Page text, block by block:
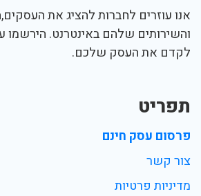
אנו עוזרים לחברות להציג את
והשירותים שלהם באינטרנט. הירשמו
לקדם את העסק שלכם.
תפריט
פרסום עסק חינם
צור קשר
מדיניות פרטיות